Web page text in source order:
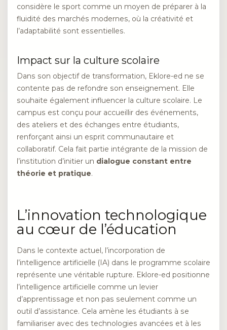
considère le sport comme un moyen de préparer à la
fluidité des marchés modernes, où la créativité et
l’adaptabilité sont essentielles.
Impact sur la culture scolaire
Dans son objectif de transformation, Eklore-ed ne se
contente pas de refondre son enseignement. Elle
souhaite également influencer la culture scolaire. Le
campus est conçu pour accueillir des événements,
des ateliers et des échanges entre étudiants,
renforçant ainsi un esprit communautaire et
collaboratif. Cela fait partie intégrante de la mission de
l’institution d’initier un dialogue constant entre
théorie et pratique.
L’innovation technologique
au cœur de l’éducation
Dans le contexte actuel, l’incorporation de
l’intelligence artificielle (IA) dans le programme scolaire
représente une véritable rupture. Eklore-ed positionne
l’intelligence artificielle comme un levier
d’apprentissage et non pas seulement comme un
outil d’assistance. Cela amène les étudiants à se
familiariser avec des technologies avancées et à les